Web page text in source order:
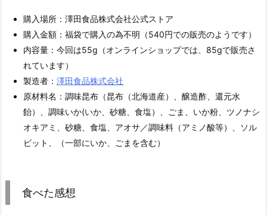
購入場所：澤田食品株式会社公式ストア
購入金額：福袋で購入の為不明（540円での販売のようです）
内容量：今回は55g（オンラインショップでは、85gで販売さ
れています）
製造者： 澤田食品株式会社
原材料名：調味昆布（昆布（北海道産）、醸造酢、還元水
飴）、調味いか(いか、砂糖、食塩）、ごま、いか粉、ツノナシ
オキアミ、砂糖、食塩、アオサ／調味料（アミノ酸等）、ソル
ビット、（一部にいか、ごまを含む）
食べた感想